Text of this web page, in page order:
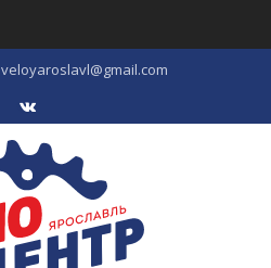
veloyaroslavl@gmail.com
VK